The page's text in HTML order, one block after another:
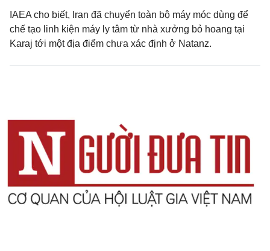
IAEA cho biết, Iran đã chuyển toàn bộ máy móc dùng để
chế tạo linh kiện máy ly tâm từ nhà xưởng bỏ hoang tại
Karaj tới một địa điểm chưa xác định ở Natanz.